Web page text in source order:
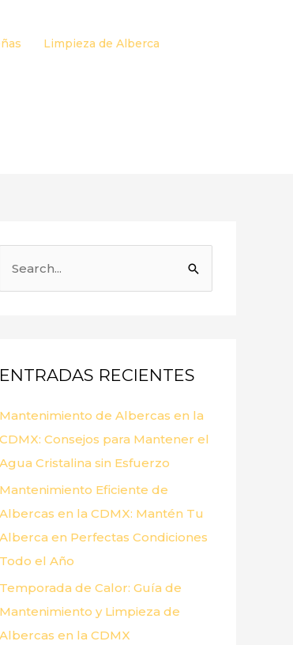
Limpieza de Alberca
r
o
r
:
ENTRADAS RECIENTES
Mantenimiento de Albercas en la
CDMX: Consejos para Mantener el
Agua Cristalina sin Esfuerzo
Mantenimiento Eficiente de
Albercas en la CDMX: Mantén Tu
Alberca en Perfectas Condiciones
Todo el Año
Temporada de Calor: Guía de
Mantenimiento y Limpieza de
Albercas en la CDMX